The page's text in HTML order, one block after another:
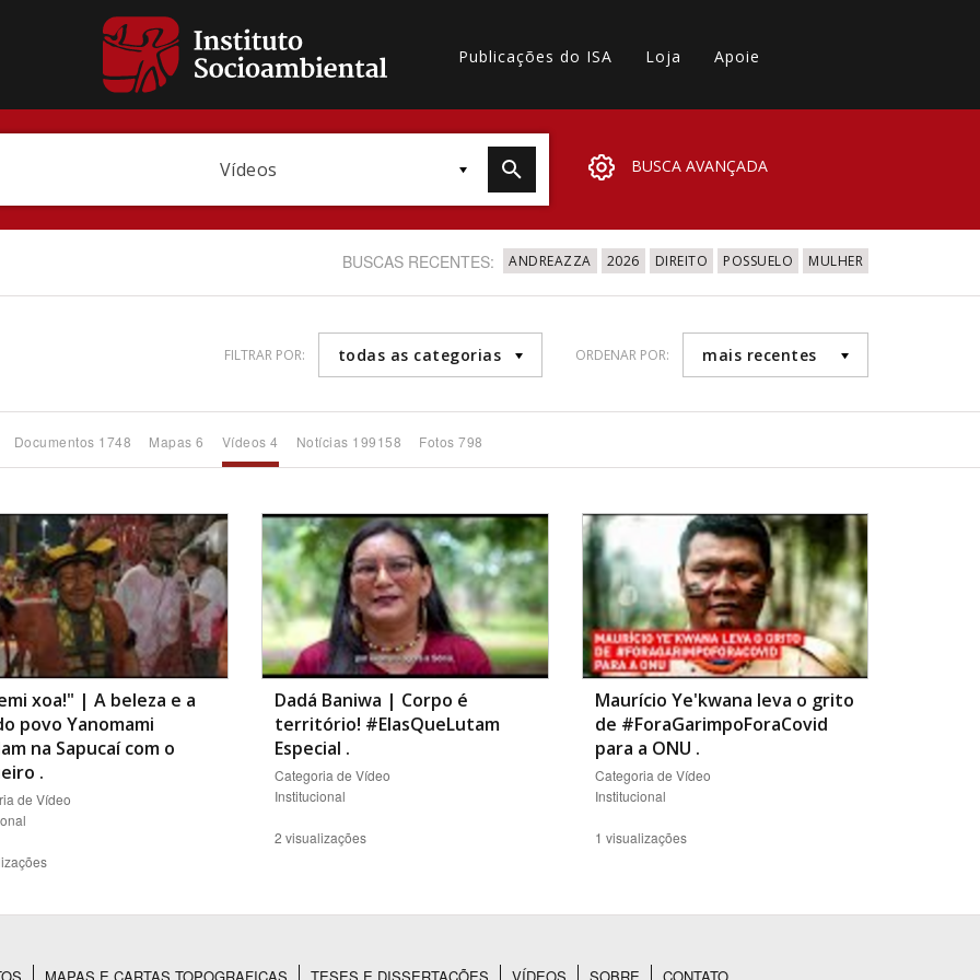
Publicações do ISA Loja Apoie
Vídeos BUSCA AVANÇADA
Área Protegida
BUSCAR
BUSCAS RECENTES: ANDREAZZA 2026 DIREITO POSSUELO MULHER
FILTRAR POR: todas as categorias ORDENAR POR: mais recentes
Documentos 1748 Mapas 6 Vídeos 4 Notícias 199158 Fotos 798
xoa!" | A beleza e a
povo Yanomami
na Sapucaí com o
.
de Vídeo
Dadá Baniwa | Corpo é
território! #ElasQueLutam
Especial .
Categoria de Vídeo
Institucional
2 visualizações
Maurício Ye'kwana leva o grito
de #ForaGarimpoForaCovid
para a ONU .
Categoria de Vídeo
Institucional
1 visualizações